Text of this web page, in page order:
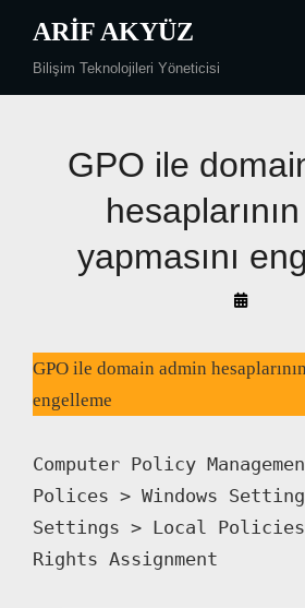
content
ARIF AKYÜZ
Bilişim Teknolojileri Yöneticisi
GPO ile
yapmasını
By
Akyüz
GPO ile domain admin
engelleme
Computer Policy
Polices > Windows
Settings > Local
Rights Assignment